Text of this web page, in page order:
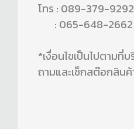
โทร : 089-379-9292
: 065-648-2662
*เงื่อนไขเป็นไปตาม
ถามและเช็กสต๊อกสินค้